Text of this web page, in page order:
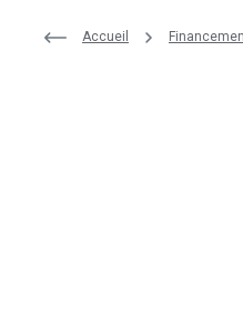
Accueil